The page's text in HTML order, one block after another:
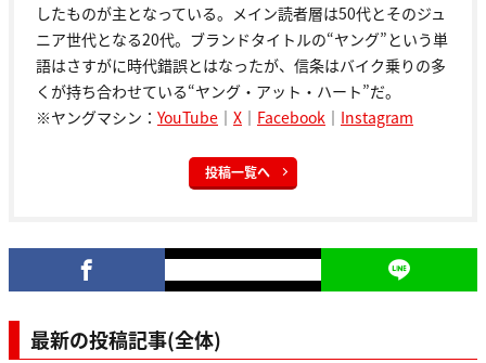
したものが主となっている。メイン読者層は50代とそのジュ
ニア世代となる20代。ブランドタイトルの“ヤング”という単
語はさすがに時代錯誤とはなったが、信条はバイク乗りの多
くが持ち合わせている“ヤング・アット・ハート”だ。
※ヤングマシン： YouTube ｜ X ｜ Facebook ｜ Instagram
投稿一覧へ
最新の投稿記事(全体)